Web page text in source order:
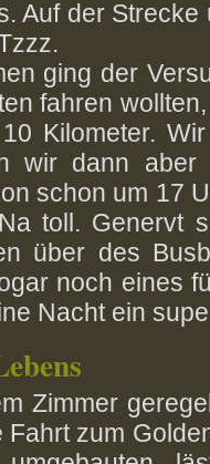
Auf der
ging der
fahren
Kilometer.
wir dann
schon um 17
toll. Genervt
über des
noch eines
Nacht ein
Zimmer
Fahrt zum